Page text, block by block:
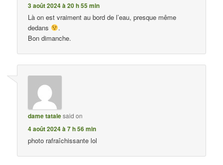
3 août 2024 à 20 h 55 min
Là on est vraiment au bord de l’eau, presque même
dedans
.
Bon dimanche.
dame tatalesaid on
4 août 2024 à 7 h 56 min
photo rafraîchissante lol